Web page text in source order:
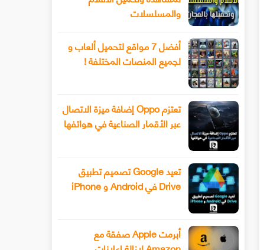
والمسلسلات
أفضل 7 مواقع لتحميل ألعاب و
لجميع المنصات المختلفة !
تعتزم Oppo إضافة ميزة الاتصال
عبر الأقمار الصناعية في هواتفها
تعيد Google تصميم تطبيق
Drive في Android و iPhone
أبرمت Apple صفقة مع